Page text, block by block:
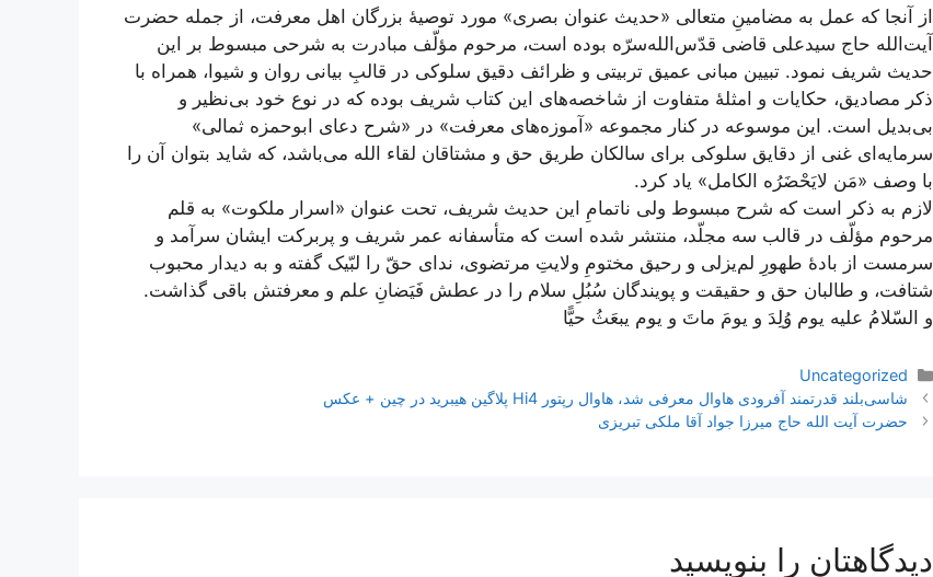
از آنجا که عمل به مضامینِ متعالی «حدیث عنوان بصری» مورد توصیۀ بزرگان اهل معرفت، از جمله حضرت
آیت‌الله حاج سید‌علی قاضی قدّس‌الله‌سرّه بوده‌ است، مرحوم مؤلّف مبادرت به شرحی مبسوط بر این
حدیث شریف نمود. تبیین مبانی عمیق تربیتی و ظرائف دقیق سلوکی در قالبِ بیانی روان و شیوا، همراه با
ذکر مصادیق، حکایات و امثلۀ متفاوت از شاخصه‌های این کتاب شریف بوده که در نوع خود بی‌نظیر و
بی‌بدیل است. این موسوعه در کنار مجموعه «آموزه‌های معرفت» در «شرح دعای ابوحمزه ثمالی»
سرمایه‌ای غنی از دقایق سلوکی برای سالکان طریق حق و مشتاقان لقاء الله می‌باشد، که شاید بتوان آن را
با وصف «مَن لایَحْضَرُه الکامل» یاد کرد.
لازم به ذکر است که شرح مبسوط ولی ناتمامِ این حدیث شریف، تحت عنوان «اسرار ملکوت» به قلم
مرحوم‌ مؤلّف در قالب سه مجلّد، منتشر شده است که متأسفانه عمر شریف و پربرکت ایشان سرآمد و
سرمست از بادۀ طهورِ لم‌یزلی و رحیق مختومِ ولایتِ مرتضوی، ندای حقّ را لبّیک گفته و به دیدار محبوب
شتافت، و طالبان حق و حقیقت و پویندگان سُبُلِ سلام را در عطش فَیَضانِ علم و معرفتش باقی گذاشت.
و السّلامُ‏ عليه‏ يوم‏ وُلِدَ و يومَ ماتَ و يوم يبعَثُ حيًّا
دسته‌ها
Uncategorized
ناوبری
نوشته‌ها
شاسی‌بلند قدرتمند آفرودی هاوال معرفی شد، هاوال رپتور Hi4 پلاگین هیبرید در چین + عکس
حضرت آیت الله حاج ميرزا جواد آقا ملكى تبريزى
دیدگاهتان را بنویسید